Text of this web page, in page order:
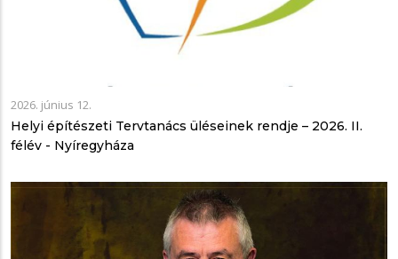
2026. június 12.
Helyi építészeti Tervtanács üléseinek rendje – 2026. II.
félév - Nyíregyháza